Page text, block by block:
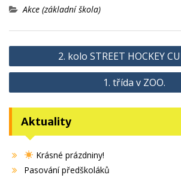
Akce (základní škola)
Navigace
pro
2. kolo STREET HOCKEY
1. třída v ZOO.
Aktuality
Krásné prázdniny!
Pasování předškoláků